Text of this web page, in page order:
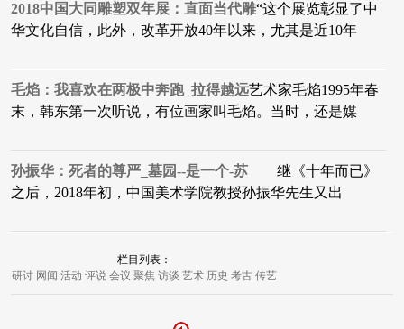
2018中国大同雕塑双年展：直面当代雕“这个展览彰显了中
华文化自信，此外，改革开放40年以来，尤其是近10年
毛焰：我喜欢在两极中奔跑_拉得越远艺术家毛焰1995年春
末，韩东第一次听说，有位画家叫毛焰。当时，还是媒
孙振华：死者的尊严_墓园--是一个-苏 继《十年而已》
之后，2018年初，中国美术学院教授孙振华先生又出
栏目列表：
研讨 网闻 活动 评说 会议 聚焦 访谈 艺术 历史 考古 传艺